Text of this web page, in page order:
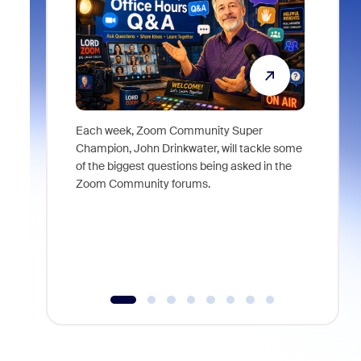
Each week, Zoom Community Super
Champion, John Drinkwater, will tackle some
of the biggest questions being asked in the
Zoom Community forums.